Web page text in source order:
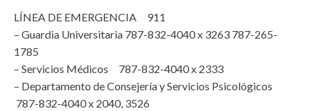
LÍNEA DE EMERGENCIA 911
– Guardia Universitaria 787-832-4040 x 3263 787-265-
1785
– Servicios Médicos 787-832-4040 x 2333
– Departamento de Consejería y Servicios Psicológicos
787-832-4040 x 2040, 3526